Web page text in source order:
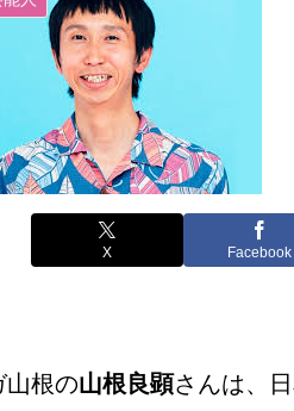
X Facebook
山根の山根良顕さんは、